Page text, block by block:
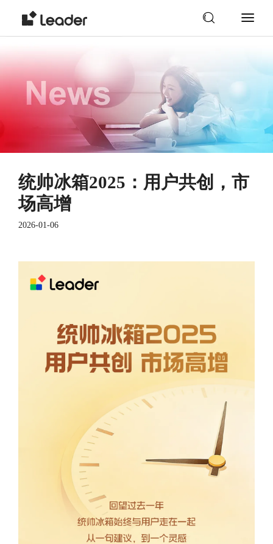
统帅冰箱2025：用户共创，市
场高增
2026-01-06